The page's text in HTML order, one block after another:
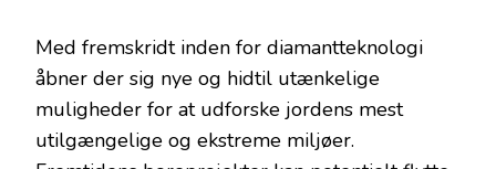
Med fremskridt inden for diamantteknologi
åbner der sig nye og hidtil utænkelige
muligheder for at udforske jordens mest
utilgængelige og ekstreme miljøer.